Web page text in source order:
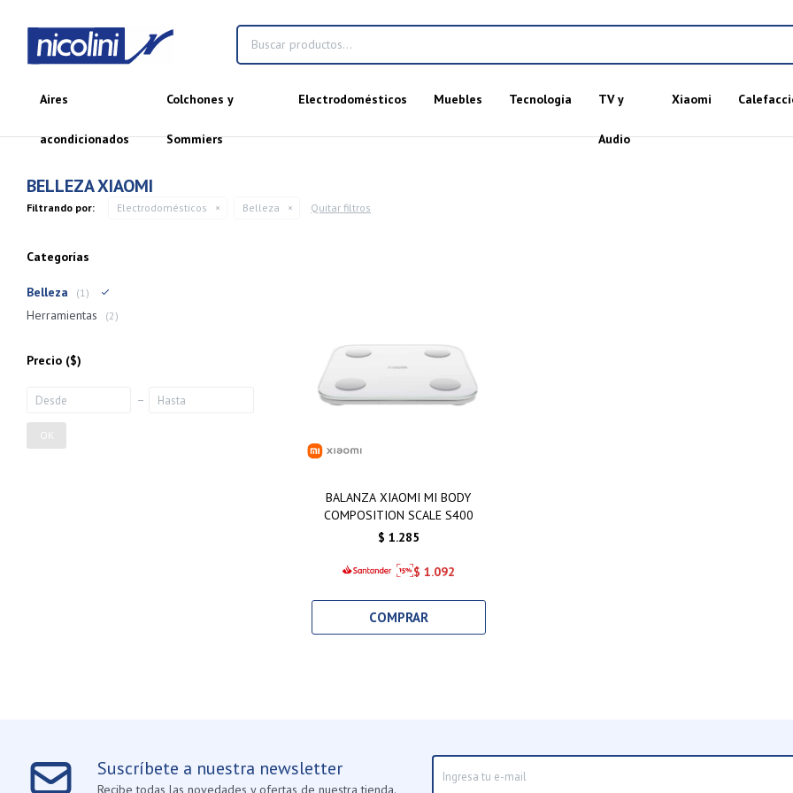
Aires
acondicionados
Colchones y
Sommiers
Electrodomésticos Muebles Tecnología TV y
Audio
Xiaomi
BELLEZA XIAOMI
Filtrando por:
Electrodomésticos Belleza Quitar filtros
BALANZA XIAOMI MI BODY
COMPOSITION SCALE S400
$ 1.285
$ 1.092
Categorías
Belleza (1)
Herramientas (2)
Precio ($)
OK
Suscríbete a nuestra newsletter
Recibe todas las novedades y ofertas de nuestra tienda.